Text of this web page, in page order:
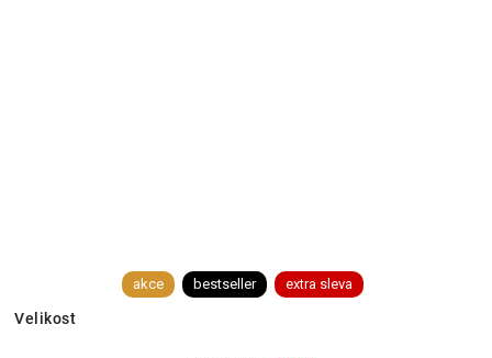
akce bestseller extra sleva
Velikost